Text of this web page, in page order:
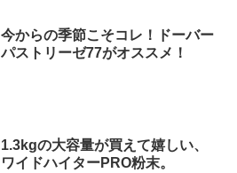
今からの季節こそコレ！ドーバー
パストリーゼ77がオススメ！
1.3kgの大容量が買えて嬉しい、
ワイドハイターPRO粉末。